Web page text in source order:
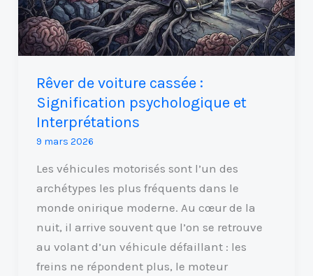
Rêver de voiture cassée :
Signification psychologique et
Interprétations
9 mars 2026
Les véhicules motorisés sont l’un des
archétypes les plus fréquents dans le
monde onirique moderne. Au cœur de la
nuit, il arrive souvent que l’on se retrouve
au volant d’un véhicule défaillant : les
freins ne répondent plus, le moteur
Signification
psychologique
et